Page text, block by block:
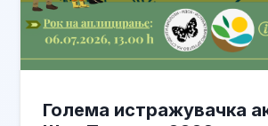
Голема истражувачка